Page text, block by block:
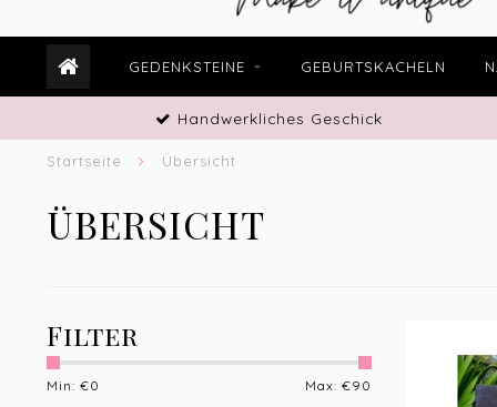
GEDENKSTEINE GEBURTSKACHELN
Handwerkliches Geschick
Startseite Übersicht
ÜBERSICHT
Filter
Min: €0 Max: €90